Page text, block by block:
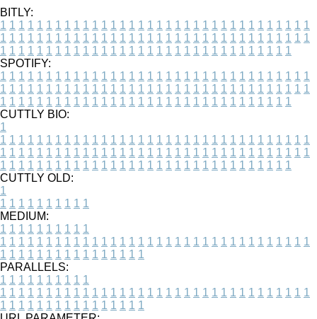
BITLY:
1 1 1 1 1 1 1 1 1 1 1 1 1 1 1 1 1 1 1 1 1 1 1 1 1 1 1 1 1 1 1 1 1 1
1 1 1 1 1 1 1 1 1 1 1 1 1 1 1 1 1 1 1 1 1 1 1 1 1 1 1 1 1 1 1 1 1 1
1 1 1 1 1 1 1 1 1 1 1 1 1 1 1 1 1 1 1 1 1 1 1 1 1 1 1 1 1 1 1 1
SPOTIFY:
1 1 1 1 1 1 1 1 1 1 1 1 1 1 1 1 1 1 1 1 1 1 1 1 1 1 1 1 1 1 1 1 1 1
1 1 1 1 1 1 1 1 1 1 1 1 1 1 1 1 1 1 1 1 1 1 1 1 1 1 1 1 1 1 1 1 1 1
1 1 1 1 1 1 1 1 1 1 1 1 1 1 1 1 1 1 1 1 1 1 1 1 1 1 1 1 1 1 1 1
CUTTLY BIO:
1
1 1 1 1 1 1 1 1 1 1 1 1 1 1 1 1 1 1 1 1 1 1 1 1 1 1 1 1 1 1 1 1 1 1
1 1 1 1 1 1 1 1 1 1 1 1 1 1 1 1 1 1 1 1 1 1 1 1 1 1 1 1 1 1 1 1 1 1
1 1 1 1 1 1 1 1 1 1 1 1 1 1 1 1 1 1 1 1 1 1 1 1 1 1 1 1 1 1 1 1
CUTTLY OLD:
1
1 1 1 1 1 1 1 1 1 1
MEDIUM:
1 1 1 1 1 1 1 1 1 1
1 1 1 1 1 1 1 1 1 1 1 1 1 1 1 1 1 1 1 1 1 1 1 1 1 1 1 1 1 1 1 1 1 1
1 1 1 1 1 1 1 1 1 1 1 1 1 1 1 1
PARALLELS:
1 1 1 1 1 1 1 1 1 1
1 1 1 1 1 1 1 1 1 1 1 1 1 1 1 1 1 1 1 1 1 1 1 1 1 1 1 1 1 1 1 1 1 1
1 1 1 1 1 1 1 1 1 1 1 1 1 1 1 1